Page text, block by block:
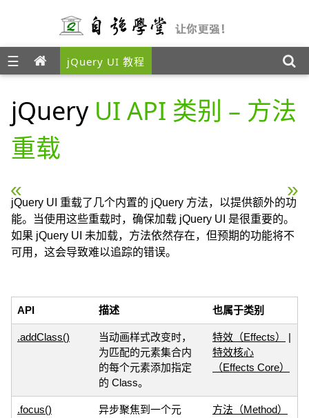
☰ jQuery UI 教程
jQuery UI API 类别 – 方法
重载
« jQuery UI API 类别 – 交互jQuery UI API 类别 –
jQuery UI 重载了几个内置的 jQuery 方法，以提供额外的功
能。当使用这些重载时，确保加载 jQuery UI 是很重要的。
如果 jQuery UI 未加载，方法依然存在，但预期的功能将不
可用，这会导致难以追踪的错误。
API 描述 也属于类别
.addClass()
当动画样式改变时，
为匹配的元素集合内
的每个元素添加指定
的 Class。
特效（Effects）
|
特效核心
（Effects Core）
.focus()
异步聚焦到一个元
方法（Method）